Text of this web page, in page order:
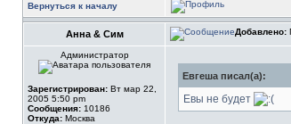
Вернуться к началу
Анна & Сим Добавлено:
Администратор
Зарегистрирован: Вт мар 22,
2005 5:50 pm
Сообщения: 10186
Откуда: Москва
Евгеша писал(а):
Евы не будет